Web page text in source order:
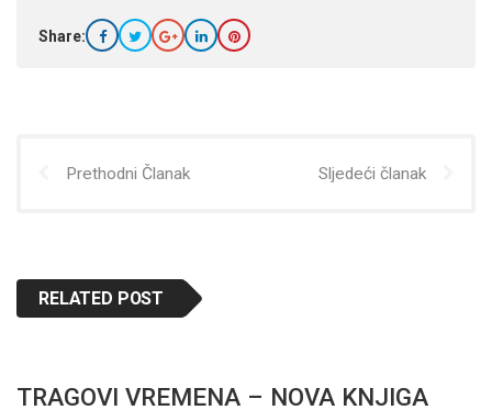
Share:
Prethodni Članak Sljedeći članak
RELATED POST
TRAGOVI VREMENA – NOVA KNJIGA